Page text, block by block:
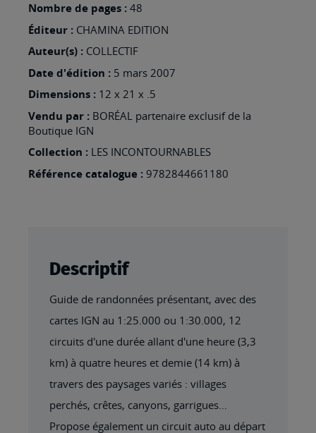
Nombre de pages : 48
Éditeur : CHAMINA EDITION
Auteur(s) : COLLECTIF
Date d'édition : 5 mars 2007
Dimensions : 12 x 21 x .5
Vendu par : BORÉAL partenaire exclusif de la
Boutique IGN
Collection : LES INCONTOURNABLES
Référence catalogue : 9782844661180
Descriptif
Guide de randonnées présentant, avec des
cartes IGN au 1:25.000 ou 1:30.000, 12
circuits d'une durée allant d'une heure (3,3
km) à quatre heures et demie (14 km) à
travers des paysages variés : villages
perchés, crêtes, canyons, garrigues...
Propose également un circuit auto au départ